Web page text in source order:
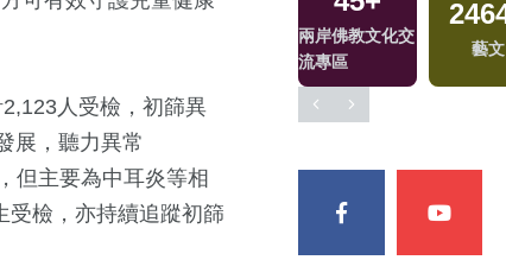
人受檢，初篩異
展，聽力異常
但主要為中耳炎等相
受檢，亦持續追蹤初篩
+ 131+ 1623
兩岸佛教文化交
流專區
藝文